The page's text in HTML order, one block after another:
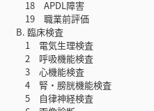
18 APDL障害
19 職業前評価
B. 臨床検査
1 電気生理検査
2 呼吸機能検査
3 心機能検査
4 腎・膀胱機能検査
5 自律神経検査